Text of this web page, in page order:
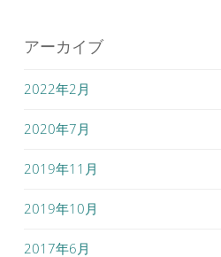
アーカイブ
2022年2月
2020年7月
2019年11月
2019年10月
2017年6月